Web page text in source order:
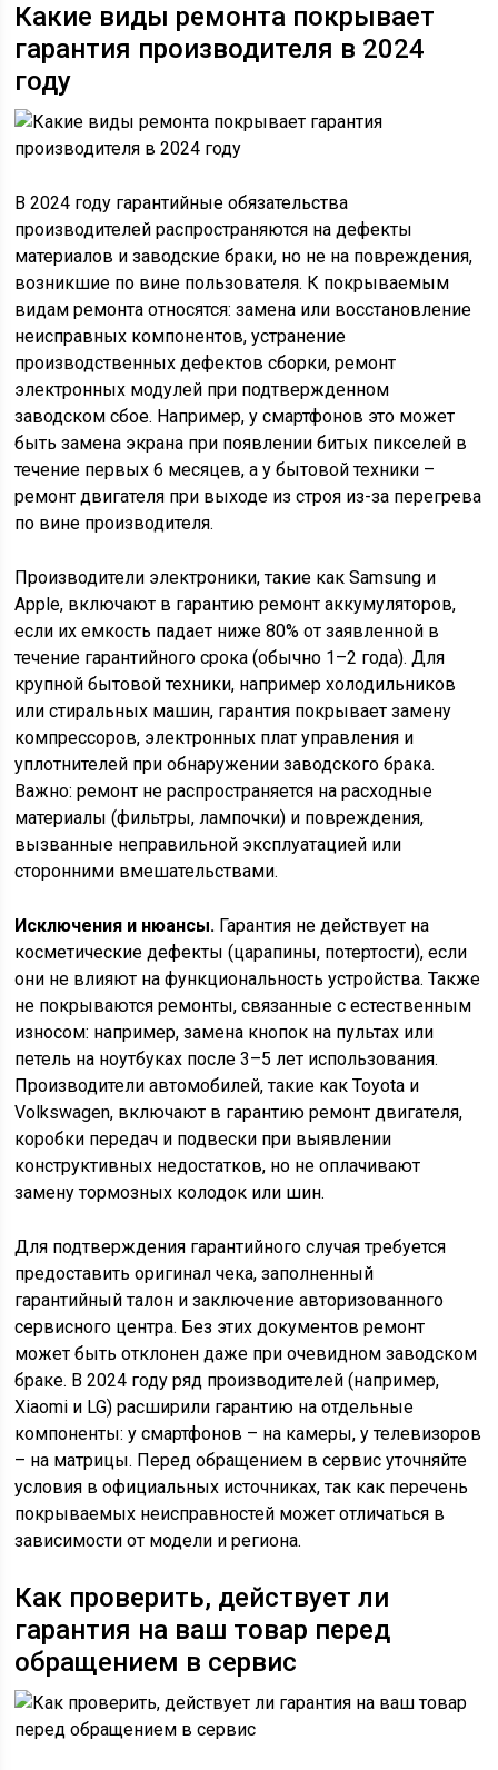
Какие виды ремонта покрывает
гарантия производителя в 2024
году
В 2024 году гарантийные обязательства
производителей распространяются на дефекты
материалов и заводские браки, но не на повреждения,
возникшие по вине пользователя. К покрываемым
видам ремонта относятся: замена или восстановление
неисправных компонентов, устранение
производственных дефектов сборки, ремонт
электронных модулей при подтвержденном
заводском сбое. Например, у смартфонов это может
быть замена экрана при появлении битых пикселей в
течение первых 6 месяцев, а у бытовой техники –
ремонт двигателя при выходе из строя из-за перегрева
по вине производителя.
Производители электроники, такие как Samsung и
Apple, включают в гарантию ремонт аккумуляторов,
если их емкость падает ниже 80% от заявленной в
течение гарантийного срока (обычно 1–2 года). Для
крупной бытовой техники, например холодильников
или стиральных машин, гарантия покрывает замену
компрессоров, электронных плат управления и
уплотнителей при обнаружении заводского брака.
Важно: ремонт не распространяется на расходные
материалы (фильтры, лампочки) и повреждения,
вызванные неправильной эксплуатацией или
сторонними вмешательствами.
Исключения и нюансы. Гарантия не действует на
косметические дефекты (царапины, потертости), если
они не влияют на функциональность устройства. Также
не покрываются ремонты, связанные с естественным
износом: например, замена кнопок на пультах или
петель на ноутбуках после 3–5 лет использования.
Производители автомобилей, такие как Toyota и
Volkswagen, включают в гарантию ремонт двигателя,
коробки передач и подвески при выявлении
конструктивных недостатков, но не оплачивают
замену тормозных колодок или шин.
Для подтверждения гарантийного случая требуется
предоставить оригинал чека, заполненный
гарантийный талон и заключение авторизованного
сервисного центра. Без этих документов ремонт
может быть отклонен даже при очевидном заводском
браке. В 2024 году ряд производителей (например,
Xiaomi и LG) расширили гарантию на отдельные
компоненты: у смартфонов – на камеры, у телевизоров
– на матрицы. Перед обращением в сервис уточняйте
условия в официальных источниках, так как перечень
покрываемых неисправностей может отличаться в
зависимости от модели и региона.
Как проверить, действует ли
гарантия на ваш товар перед
обращением в сервис